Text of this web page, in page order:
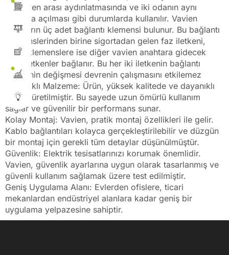
merdiven arası aydınlatmasında ve iki odanın aynı
balkona açılması gibi durumlarda kullanılır. Vavien
anahtarın üç adet bağlantı klemensi bulunur. Bu bağlantı
klemenslerinden birine sigortadan gelen faz iletkeni,
diğer klemenslere ise diğer vavien anahtara gidecek
olan iletkenler bağlanır. Bu her iki iletkenin bağlantı
yerlerinin değişmesi devrenin çalışmasını etkilemez
Dayanıklı Malzeme: Ürün, yüksek kalitede ve dayanıklı
olarak üretilmiştir. Bu sayede uzun ömürlü kullanım
sağlar ve güvenilir bir performans sunar.
Kolay Montaj: Vavien, pratik montaj özellikleri ile gelir.
Kablo bağlantıları kolayca gerçekleştirilebilir ve düzgün
bir montaj için gerekli tüm detaylar düşünülmüştür.
Güvenlik: Elektrik tesisatlarınızı korumak önemlidir.
Vavien, güvenlik ayarlarına uygun olarak tasarlanmış ve
güvenli kullanım sağlamak üzere test edilmiştir.
Geniş Uygulama Alanı: Evlerden ofislere, ticari
mekanlardan endüstriyel alanlara kadar geniş bir
uygulama yelpazesine sahiptir.